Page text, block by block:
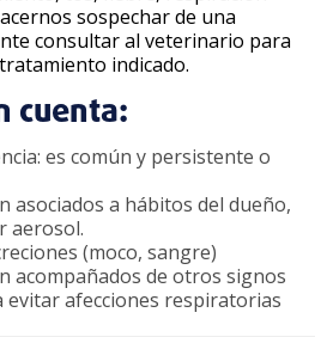
sospechar de una
consultar al veterinario para
indicado.
cuenta:
es común y persistente o
asociados a hábitos del dueño,
aerosol.
(moco, sangre)
acompañados de otros signos
evitar afecciones respiratorias